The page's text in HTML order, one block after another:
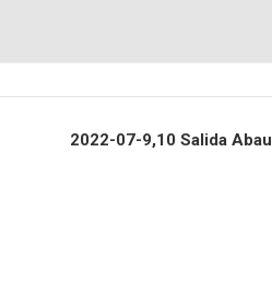
2022-07-9,10 Salida Abau